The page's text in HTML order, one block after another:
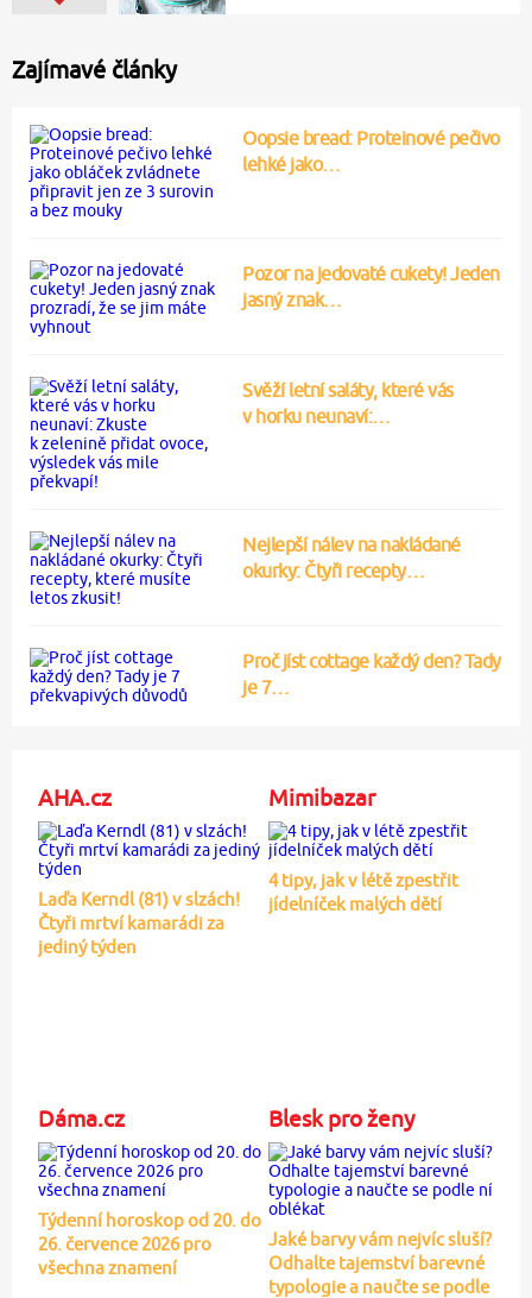
Zajímavé články
Oopsie bread: Proteinové pečivo
lehké jako…
Pozor na jedovaté cukety! Jeden
jasný znak…
Svěží letní saláty, které vás
v horku neunaví:…
Nejlepší nálev na nakládané
okurky: Čtyři recepty…
Proč jíst cottage každý den? Tady
je 7…
AHA.cz
Laďa Kerndl (81) v slzách!
Čtyři mrtví kamarádi za
jediný týden
Mimibazar
4 tipy, jak v létě zpestřit
jídelníček malých dětí
Dáma.cz
Týdenní horoskop od 20. do
26. července 2026 pro
všechna znamení
Blesk pro ženy
Jaké barvy vám nejvíc sluší?
Odhalte tajemství barevné
typologie a naučte se podle